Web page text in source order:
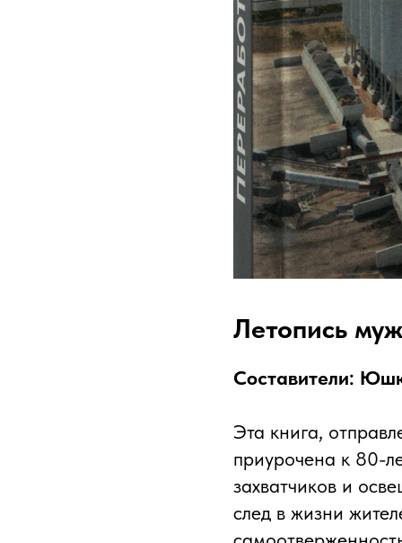
Летопись
Составители:
Эта книга,
приурочена к 80-
захватчиков и
след в жизни